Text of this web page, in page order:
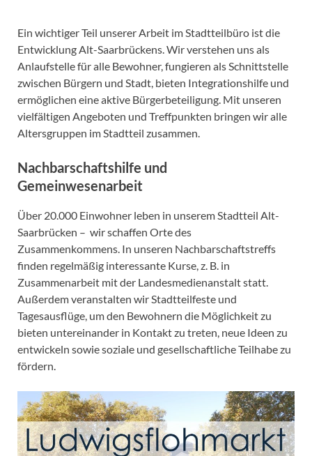
Ein wichtiger Teil unserer Arbeit im Stadtteilbüro ist die
Entwicklung Alt-Saarbrückens. Wir verstehen uns als
Anlaufstelle für alle Bewohner, fungieren als Schnittstelle
zwischen Bürgern und Stadt, bieten Integrationshilfe und
ermöglichen eine aktive Bürgerbeteiligung. Mit unseren
vielfältigen Angeboten und Treffpunkten bringen wir alle
Altersgruppen im Stadtteil zusammen.
Nachbarschaftshilfe und
Gemeinwesenarbeit
Über 20.000 Einwohner leben in unserem Stadtteil Alt-
Saarbrücken – wir schaffen Orte des
Zusammenkommens. In unseren Nachbarschaftstreffs
finden regelmäßig interessante Kurse, z. B. in
Zusammenarbeit mit der Landesmedienanstalt statt.
Außerdem veranstalten wir Stadtteilfeste und
Tagesausflüge, um den Bewohnern die Möglichkeit zu
bieten untereinander in Kontakt zu treten, neue Ideen zu
entwickeln sowie soziale und gesellschaftliche Teilhabe zu
fördern.